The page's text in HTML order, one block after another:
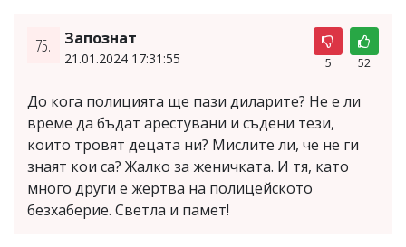
75. Запознат
21.01.2024 17:31:55 5 52
До кога полицията ще пази диларите? Не е ли
време да бъдат арестувани и съдени тези,
които тровят децата ни? Мислите ли, че не ги
знаят кои са? Жалко за женичката. И тя, като
много други е жертва на полицейското
безхаберие. Светла и памет!